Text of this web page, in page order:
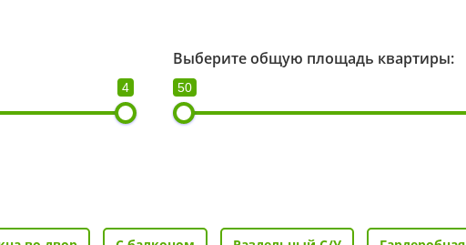
4
Выберите общую площадь квартиры:
50